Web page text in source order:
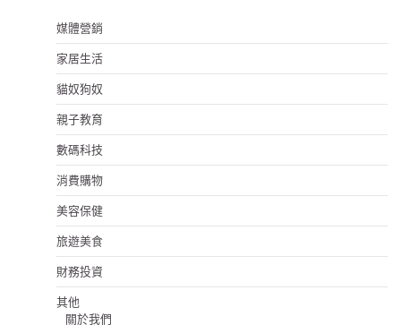
媒體營銷
家居生活
貓奴狗奴
親子教育
數碼科技
消費購物
美容保健
旅遊美食
財務投資
其他
關於我們